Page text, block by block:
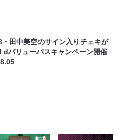
・田中美空のサイン入りチェキが
dバリューパスキャンペーン開催